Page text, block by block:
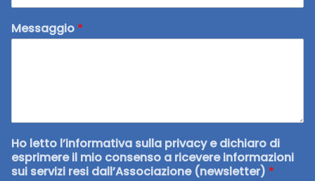
Messaggio *
Ho letto l’informativa sulla privacy e dichiaro di
esprimere il mio consenso a ricevere informazioni
sui servizi resi dall’Associazione (newsletter) *